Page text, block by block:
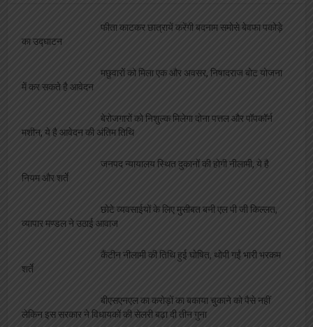
फीता काटकर छात्रायें करेंगी बदनाम समोसे बेवफा पकोड़े
का उद्घाटन
मछुवारों को मिला एक और अवसर, निषादराज बोट योजना
में कर सकते है आवेदन
बेरोजगारों को निशुल्क मिलेगा दोना पत्तल और पॉपकॉर्न
मशीन, ये है आवेदन की अंतिम तिथि
जनपद न्यायालय स्थित दुकानों की होगी नीलामी, ये है
नियम और शर्ते
छोटे व्यवसाईयों के लिए मुसीबत बनी एल पी जी किल्लत,
व्यापार मण्डल ने उठाई आवाज
कैंटीन नीलामी की तिथि हुई घोषित, थोपी गईं भारी भरकम
शर्ते
बीएसएनएल का करोड़ों का बकाया चुकाने को पैसे नहीं
लेकिन इस सरकार ने विधायकों की सेलरी बढ़ा दी तीन गुना